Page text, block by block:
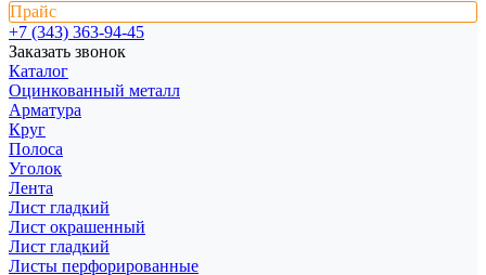
Прайс
+7 (343) 363-94-45
Заказать звонок
Каталог
Оцинкованный металл
Арматура
Круг
Полоса
Уголок
Лента
Лист гладкий
Лист окрашенный
Лист гладкий
Листы перфорированные